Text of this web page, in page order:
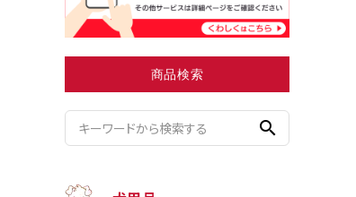
小型犬にオススメ
商品検索
search